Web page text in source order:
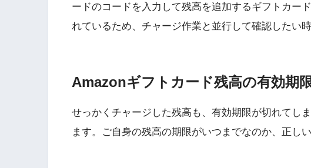
ードのコードを入力して残高を追加するギフトカー
れているため、チャージ作業と並行して確認したい時
Amazonギフトカード残高の有効期
せっかくチャージした残高も、有効期限が切れてし
ます。ご自身の残高の期限がいつまでなのか、正し